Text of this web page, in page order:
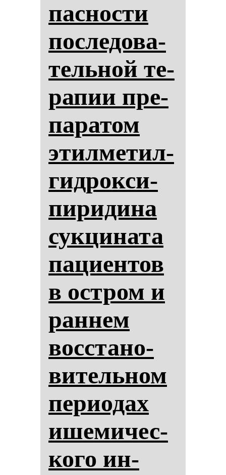
пас­нос­ти
пос­ле­до­ва­
тель­ной те­
ра­пии пре­
па­ра­том
этил­ме­тил­
гид­рок­си­
пи­ри­ди­на
сук­ци­на­та
па­ци­ен­тов
в ос­тром и
ран­нем
вос­ста­но­
ви­тель­ном
пе­ри­одах
ише­ми­чес­
ко­го ин­